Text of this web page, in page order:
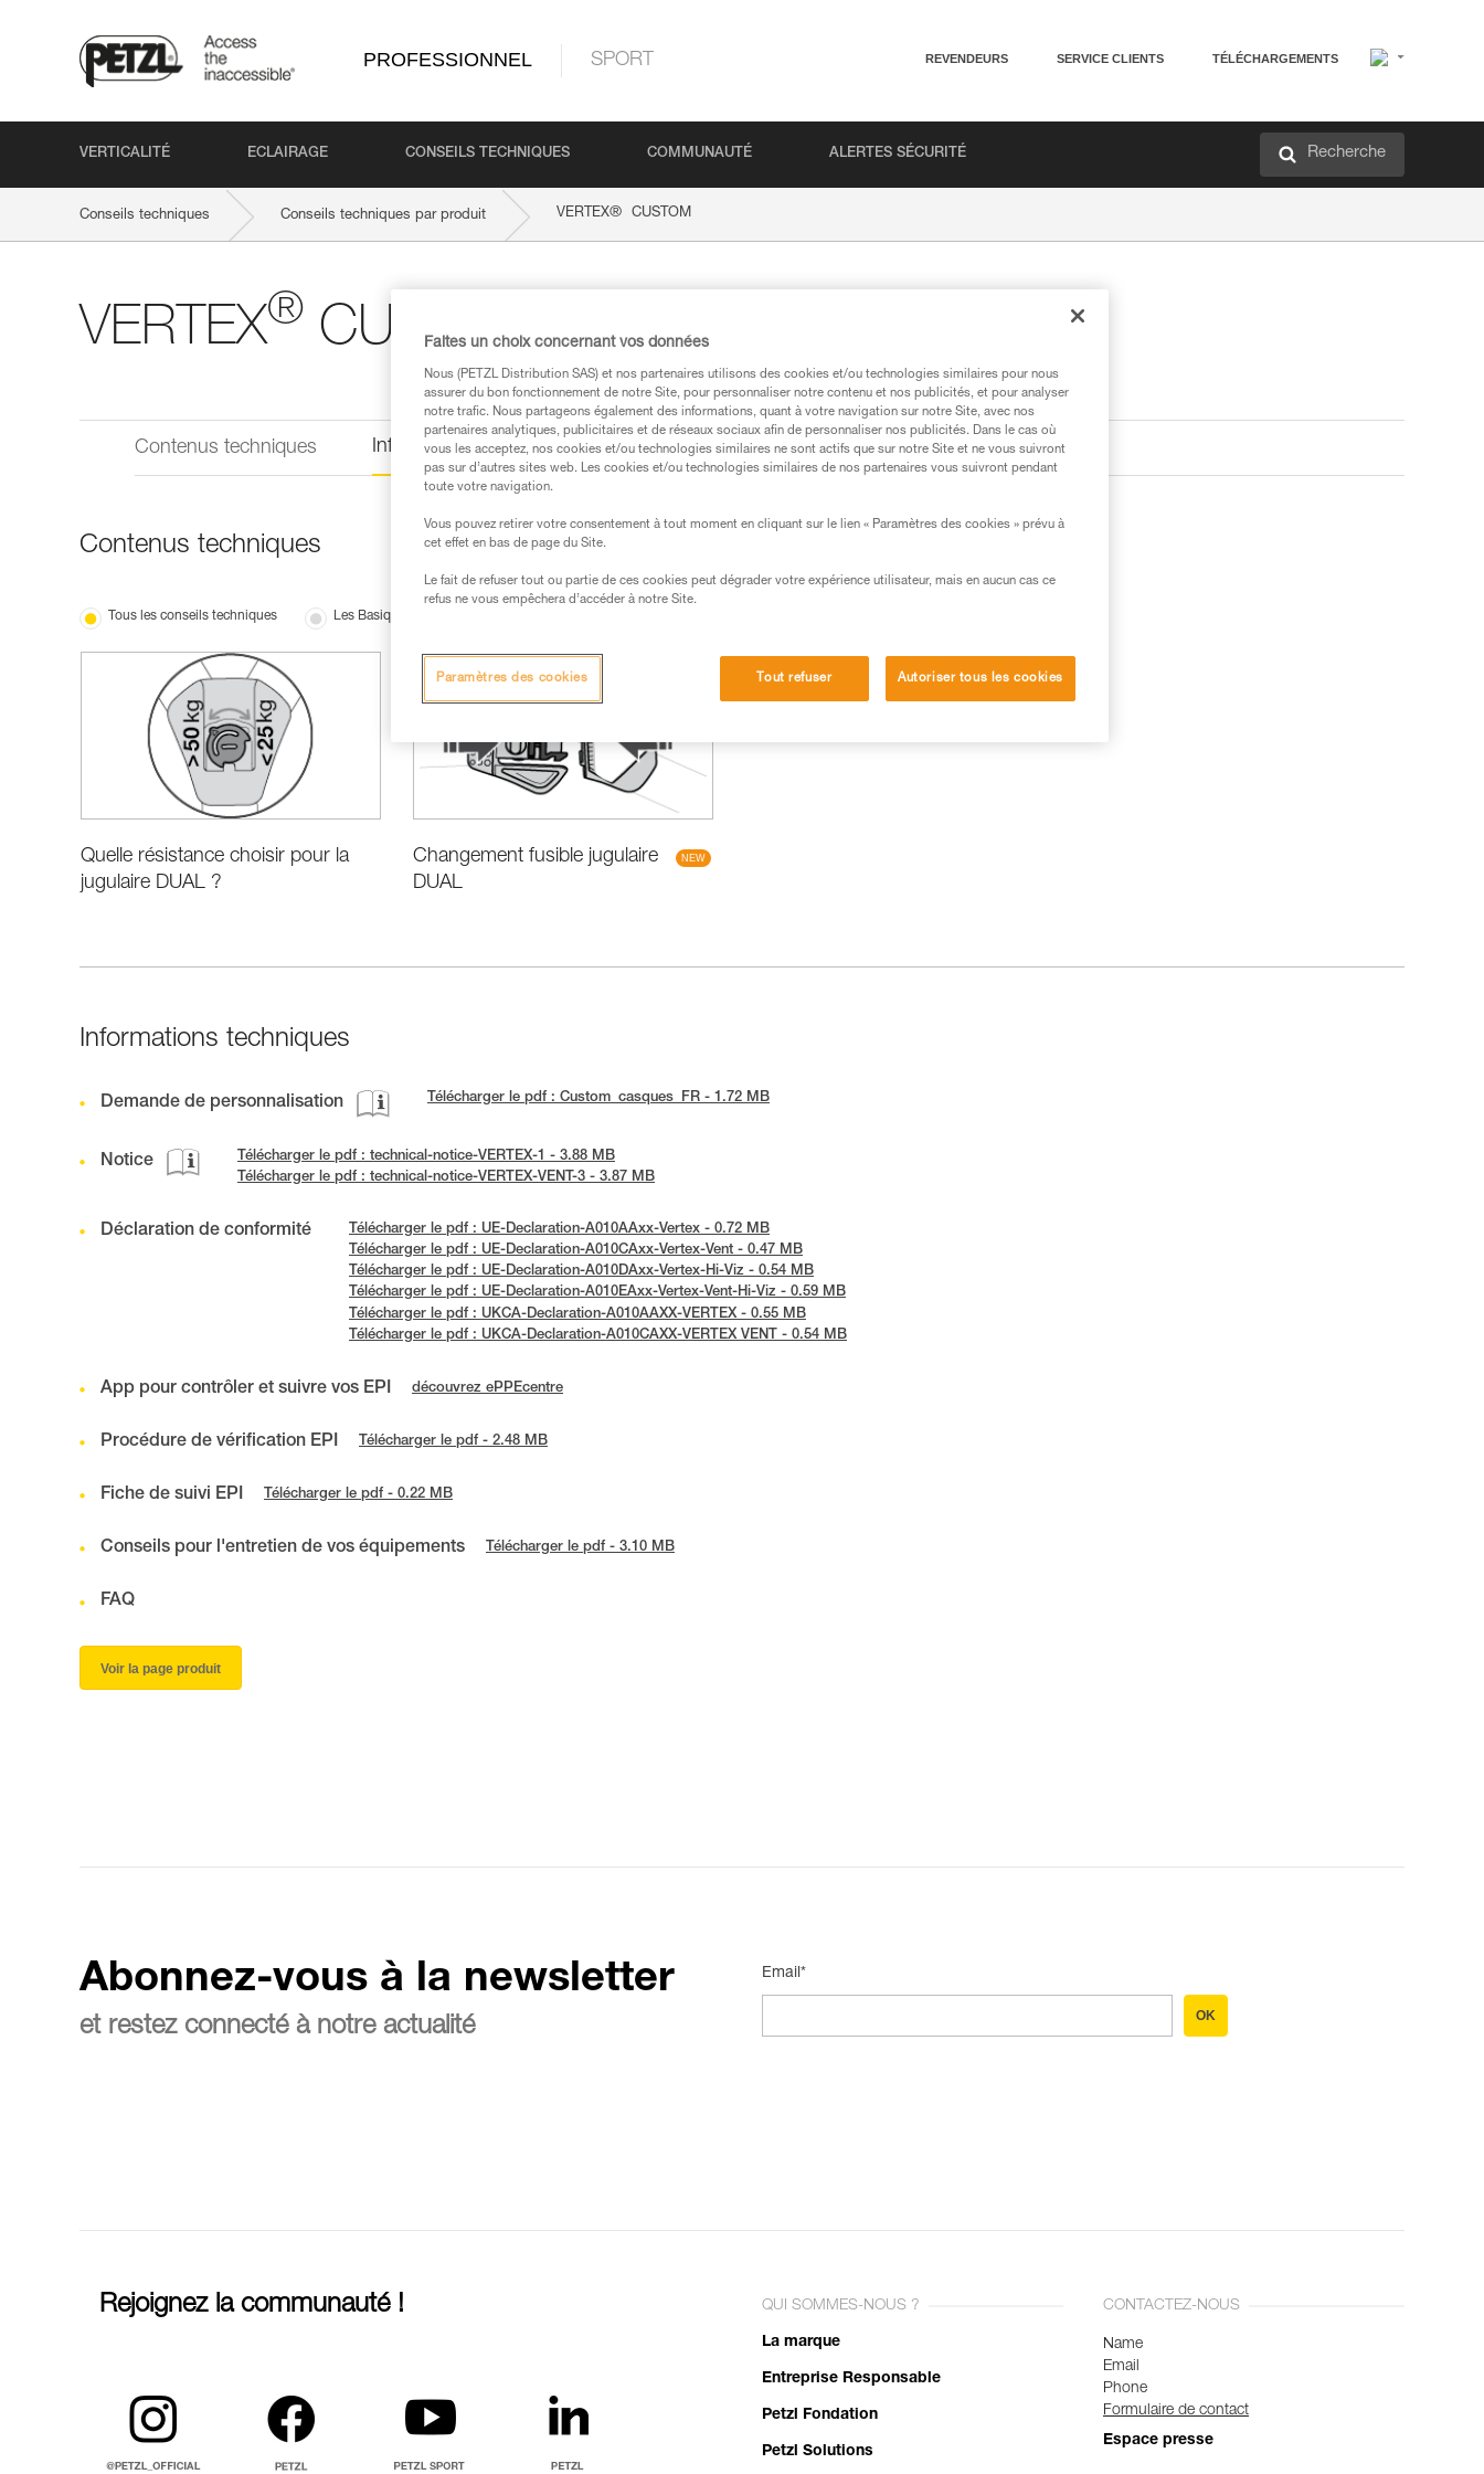
PROFESSIONNEL SPORT REVENDEURS SERVICE CLIENTS TÉLÉCHARGEMENTS
VERTICALITÉ ECLAIRAGE CONSEILS TECHNIQUES COMMUNAUTÉ ALERTES SÉCURITÉ Recherche
Conseils techniques Conseils techniques par produit VERTEX® CUSTOM
VERTEX® CUSTOM
Contenus techniques Informations techniques
Contenus techniques
Tous les conseils techniques Les Basiques
Quelle résistance choisir pour la
jugulaire DUAL ?
Changement fusible jugulaire
DUAL
Informations techniques
Demande de personnalisation Télécharger le pdf : Custom_casques_FR - 1.72 MB
Notice
Télécharger le pdf : technical-notice-VERTEX-1 - 3.88 MB
Télécharger le pdf : technical-notice-VERTEX-VENT-3 - 3.87 MB
Déclaration de conformité
Télécharger le pdf : UE-Declaration-A010AAxx-Vertex - 0.72 MB
Télécharger le pdf : UE-Declaration-A010CAxx-Vertex-Vent - 0.47 MB
Télécharger le pdf : UE-Declaration-A010DAxx-Vertex-Hi-Viz - 0.54 MB
Télécharger le pdf : UE-Declaration-A010EAxx-Vertex-Vent-Hi-Viz - 0.59 MB
Télécharger le pdf : UKCA-Declaration-A010AAXX-VERTEX - 0.55 MB
Télécharger le pdf : UKCA-Declaration-A010CAXX-VERTEX VENT - 0.54 MB
App pour contrôler et suivre vos EPI découvrez ePPEcentre
Procédure de vérification EPI Télécharger le pdf - 2.48 MB
Fiche de suivi EPI Télécharger le pdf - 0.22 MB
Conseils pour l'entretien de vos équipements Télécharger le pdf - 3.10 MB
FAQ
Voir la page produit
Abonnez-vous à la newsletter
et restez connecté à notre actualité
Email*
OK
Rejoignez la communauté ! QUI SOMMES-NOUS ?
La marque
Entreprise Responsable
Petzl Fondation
Petzl Solutions
CONTACTEZ-NOUS
Name
Email
Phone
Formulaire de contact
Espace presse
Faites un choix concernant vos données
Nous (PETZL Distribution SAS) et nos partenaires utilisons des cookies et/ou technologies similaires pour nous
assurer du bon fonctionnement de notre Site, pour personnaliser notre contenu et nos publicités, et pour analyser
notre trafic. Nous partageons également des informations, quant à votre navigation sur notre Site, avec nos
partenaires analytiques, publicitaires et de réseaux sociaux afin de personnaliser nos publicités. Dans le cas où
vous les acceptez, nos cookies et/ou technologies similaires ne sont actifs que sur notre Site et ne vous suivront
pas sur d’autres sites web. Les cookies et/ou technologies similaires de nos partenaires vous suivront pendant
toute votre navigation.
Vous pouvez retirer votre consentement à tout moment en cliquant sur le lien « Paramètres des cookies » prévu à
cet effet en bas de page du Site.
Le fait de refuser tout ou partie de ces cookies peut dégrader votre expérience utilisateur, mais en aucun cas ce
refus ne vous empêchera d’accéder à notre Site.
Tout refuser Autoriser tous les cookies
Paramètres des cookies